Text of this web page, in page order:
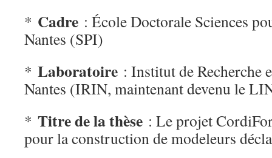
* Cadre : École Doctorale Sciences
Nantes (SPI)
* Laboratoire : Institut de Recherche
Nantes (IRIN, maintenant devenu le
* Titre de la thèse : Le projet
pour la construction de modeleurs